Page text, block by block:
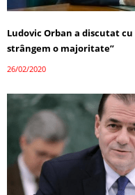
Ludovic Orban a discutat
strângem o majoritate”
26/02/2020